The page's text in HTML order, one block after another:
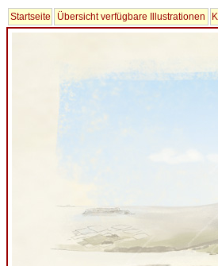
Startseite Übersicht verfügbare Illustrationen